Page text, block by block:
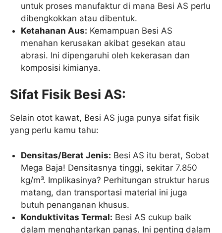
untuk proses manufaktur di mana Besi AS perlu
dibengkokkan atau dibentuk.
Ketahanan Aus: Kemampuan Besi AS
menahan kerusakan akibat gesekan atau
abrasi. Ini dipengaruhi oleh kekerasan dan
komposisi kimianya.
Sifat Fisik Besi AS:
Selain otot kawat, Besi AS juga punya sifat fisik
yang perlu kamu tahu:
Densitas/Berat Jenis: Besi AS itu berat, Sobat
Mega Baja! Densitasnya tinggi, sekitar 7.850
kg/m³. Implikasinya? Perhitungan struktur harus
matang, dan transportasi material ini juga
butuh penanganan khusus.
Konduktivitas Termal: Besi AS cukup baik
dalam menghantarkan panas. Ini penting dalam